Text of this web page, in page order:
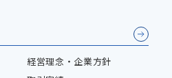
経営理念・企業方針